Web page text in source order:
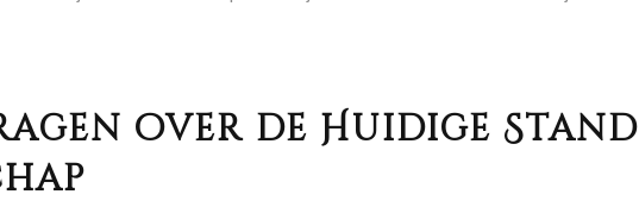
over de Huidige Stand